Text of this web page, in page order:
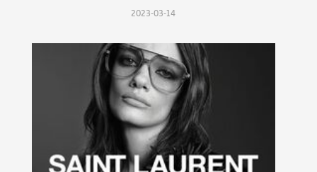
2023-03-14